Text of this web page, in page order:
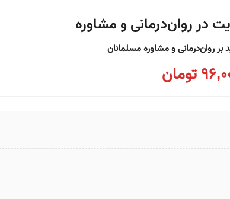
در روان‌درمانی و مشاوره
بر روان‌درمانی و مشاوره مسلمانان
تومان